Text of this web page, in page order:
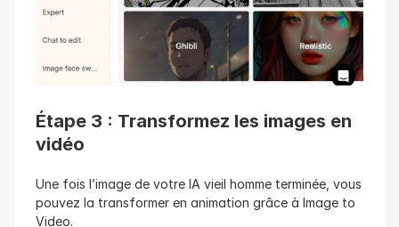
Étape 3 : Transformez les images en
vidéo
Une fois l’image de votre IA vieil homme terminée, vous
pouvez la transformer en animation grâce à Image to
Video.